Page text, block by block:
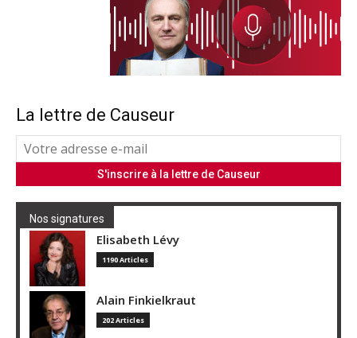
La lettre de Causeur
Nos signatures
Elisabeth Lévy
1190 Articles
Alain Finkielkraut
202 Articles